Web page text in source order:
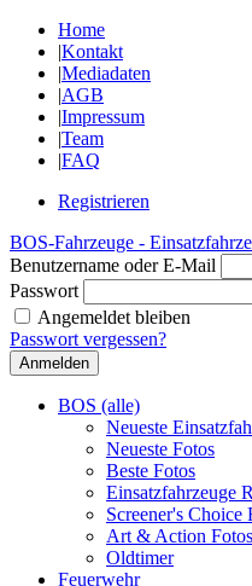
Home
|Kontakt
|Mediadaten
|AGB
|Impressum
|Team
|FAQ
Registrieren
BOS-Fahrzeuge -
Benutzername oder E-Mail
Passwort
Angemeldet bleiben
Passwort vergessen?
BOS (alle)
Neueste
Neueste Fotos
Beste Fotos
Einsatzfahrzeuge
Screener's Choice
Art & Action Fotos
Oldtimer
Feuerwehr